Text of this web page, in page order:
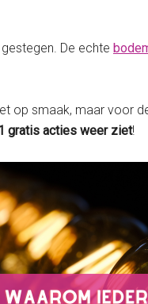
De echte
op smaak, maar voor
gratis acties weer ziet!